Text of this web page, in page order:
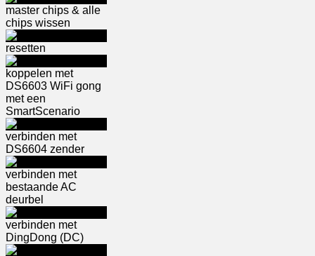
master chips & alle
chips wissen
resetten
koppelen met
DS6603 WiFi gong
met een
SmartScenario
verbinden met
DS6604 zender
verbinden met
bestaande AC
deurbel
verbinden met
DingDong (DC)